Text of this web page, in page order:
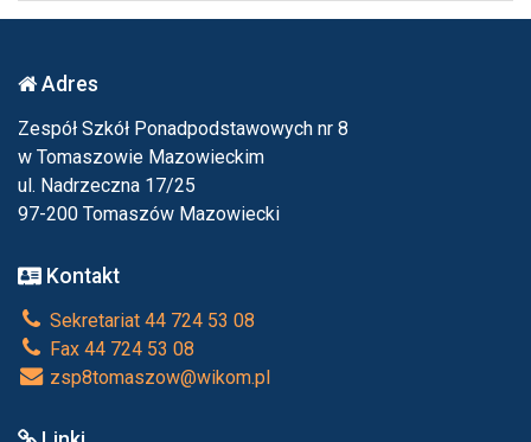
Adres
Zespół Szkół Ponadpodstawowych nr 8
w Tomaszowie Mazowieckim
ul. Nadrzeczna 17/25
97-200 Tomaszów Mazowiecki
Kontakt
Sekretariat 44 724 53 08
Fax 44 724 53 08
zsp8tomaszow@wikom.pl